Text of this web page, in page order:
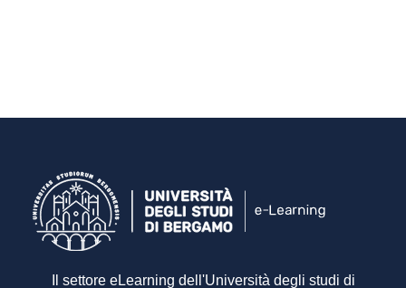
Il settore eLearning dell'Università degli studi di